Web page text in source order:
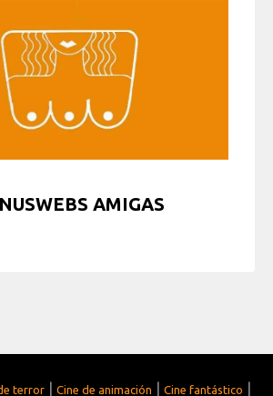
AMIGAS
terror | Cine de animación | Cine fantástico |